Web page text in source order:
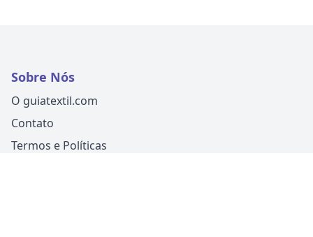
Sobre Nós
O guiatextil.com
Contato
Termos e Políticas